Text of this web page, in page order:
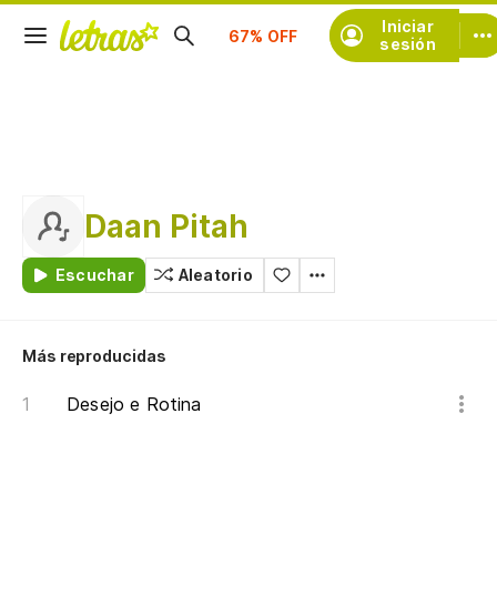
Iniciar
sesión
Suscríbete
Daan Pitah
Escuchar Aleatorio
Más reproducidas
Desejo e Rotina